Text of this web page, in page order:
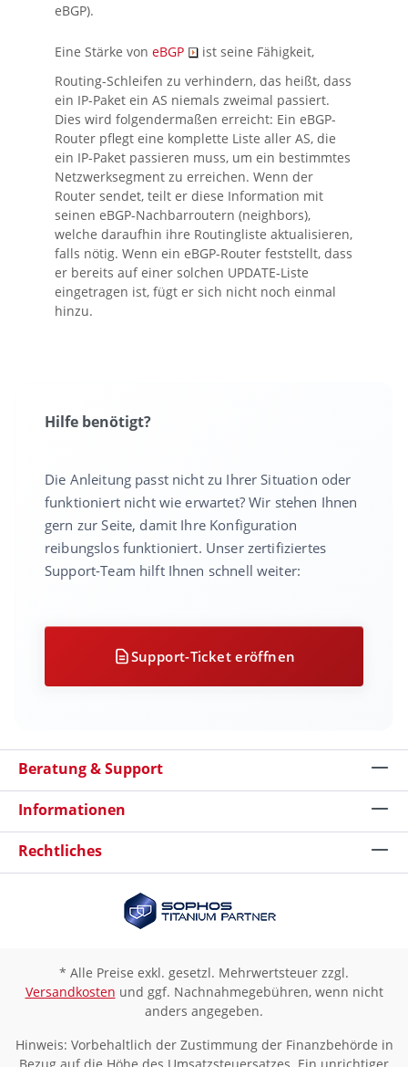
eBGP).
Eine Stärke von eBGP
ist seine Fähigkeit,
Routing-Schleifen zu verhindern, das heißt, dass
ein IP-Paket ein AS niemals zweimal passiert.
Dies wird folgendermaßen erreicht: Ein eBGP-
Router pflegt eine komplette Liste aller AS, die
ein IP-Paket passieren muss, um ein bestimmtes
Netzwerksegment zu erreichen. Wenn der
Router sendet, teilt er diese Information mit
seinen eBGP-Nachbarroutern (neighbors),
welche daraufhin ihre Routingliste aktualisieren,
falls nötig. Wenn ein eBGP-Router feststellt, dass
er bereits auf einer solchen UPDATE-Liste
eingetragen ist, fügt er sich nicht noch einmal
hinzu.
Hilfe benötigt?
Die Anleitung passt nicht zu Ihrer Situation oder
funktioniert nicht wie erwartet? Wir stehen Ihnen
gern zur Seite, damit Ihre Konfiguration
reibungslos funktioniert. Unser zertifiziertes
Support-Team hilft Ihnen schnell weiter:
Support-Ticket eröffnen
Beratung & Support
Informationen
Rechtliches
* Alle Preise exkl. gesetzl. Mehrwertsteuer zzgl.
Versandkosten und ggf. Nachnahmegebühren, wenn nicht
anders angegeben.
Hinweis: Vorbehaltlich der Zustimmung der Finanzbehörde in